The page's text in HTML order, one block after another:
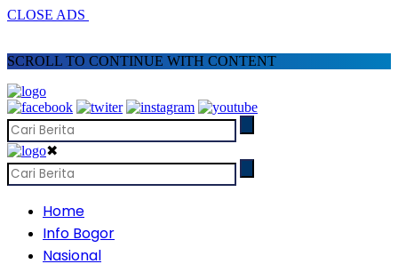
CLOSE ADS
SCROLL TO CONTINUE WITH CONTENT
✖
Home
Info Bogor
Nasional